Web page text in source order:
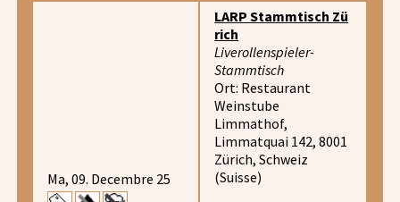
Ma, 09. Decembre 25
LARP Stammtisch Zü
rich
Liverollenspieler-
Stammtisch
Ort: Restaurant
Weinstube
Limmathof,
Limmatquai 142, 8001
Zürich, Schweiz
(Suisse)